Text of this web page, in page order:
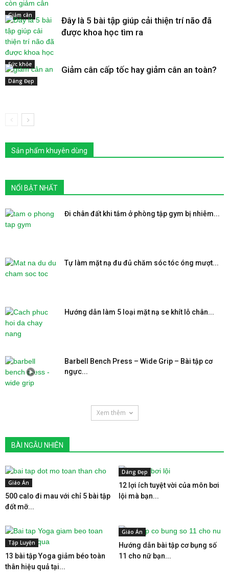
Giảm cân
Sức khỏe
Đây là 5 bài tập giúp cải thiện trí não đã
được khoa học tìm ra
Dáng Đẹp
Giảm cân cấp tốc hay giảm cân an toàn?
Sản phẩm khuyên dùng
NỔI BẬT NHẤT
Đi chân đất khi tắm ở phòng tập gym bị nhiễm...
Tự làm mặt nạ đu đủ chăm sóc tóc óng mượt...
Hướng dẫn làm 5 loại mặt nạ se khít lỗ chân...
Barbell Bench Press – Wide Grip – Bài tập cơ
ngực...
Xem thêm
BÀI NGẪU NHIÊN
Giáo Án
500 calo đi mau với chỉ 5 bài tập
đốt mỡ...
Dáng Đẹp
12 lợi ích tuyệt vời của môn bơi
lội mà bạn...
Tập Luyện
13 bài tập Yoga giảm béo toàn
thân hiệu quả tại...
Giáo Án
Hướng dẫn bài tập cơ bụng số
11 cho nữ bạn...